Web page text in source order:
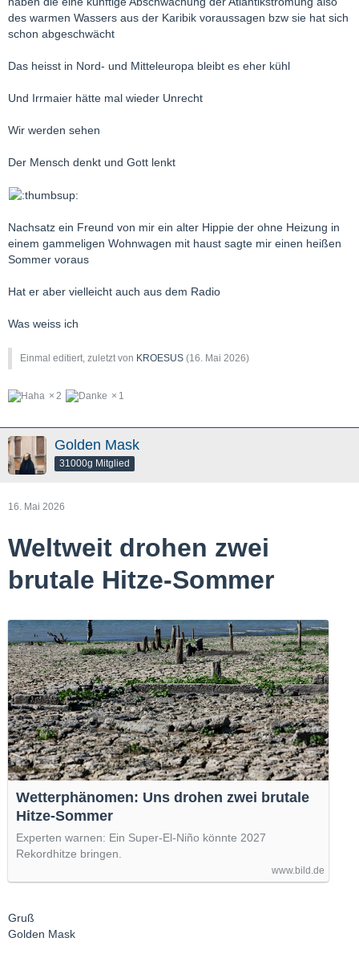
des warmen Wassers aus der Karibik voraussagen bzw sie hat sich
schon abgeschwächt
Das heisst in Nord- und Mitteleuropa bleibt es eher kühl
Und Irrmaier hätte mal wieder Unrecht
Wir werden sehen
Der Mensch denkt und Gott lenkt
Nachsatz ein Freund von mir ein alter Hippie der ohne Heizung in
einem gammeligen Wohnwagen mit haust sagte mir einen heißen
Sommer voraus
Hat er aber vielleicht auch aus dem Radio
Was weiss ich
Einmal editiert, zuletzt von KROESUS (16. Mai 2026)
2 1
Golden Mask
31000g Mitglied
16. Mai 2026
Weltweit drohen zwei
brutale Hitze-Sommer
Wetterphänomen: Uns drohen zwei brutale
Hitze-Sommer
Experten warnen: Ein Super-El-Niño könnte 2027
Rekordhitze bringen.
www.bild.de
Gruß
Golden Mask